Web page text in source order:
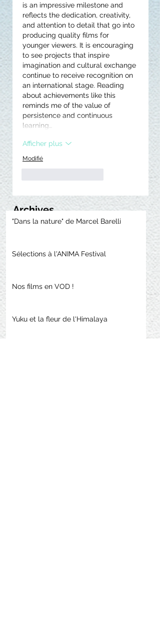
is an impressive milestone and
reflects the dedication, creativity,
and attention to detail that go into
producing quality films for
younger viewers. It is encouraging
to see projects that inspire
imagination and cultural exchange
continue to receive recognition on
an international stage. Reading
about achievements like this
reminds me of the value of
persistence and continuous
learning…
Afficher plus
Modifié
Archives
"Dans la nature" de Marcel Barelli
Sélections à l'ANIMA Festival
Nos films en VOD !
Yuku et la fleur de l'Himalaya